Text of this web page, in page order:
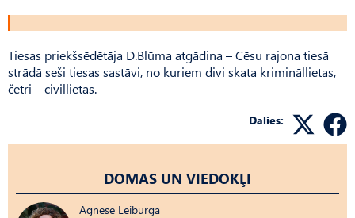
Tiesas priekšsēdētāja D.Blūma atgādina – Cēsu rajona tiesā
strādā seši tiesas sastāvi, no kuriem divi skata krimināllietas,
četri – civillietas.
Dalies:
DOMAS UN VIEDOKĻI
Agnese Leiburga